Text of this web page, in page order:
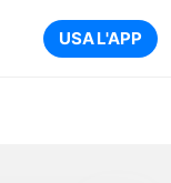
USA L'APP